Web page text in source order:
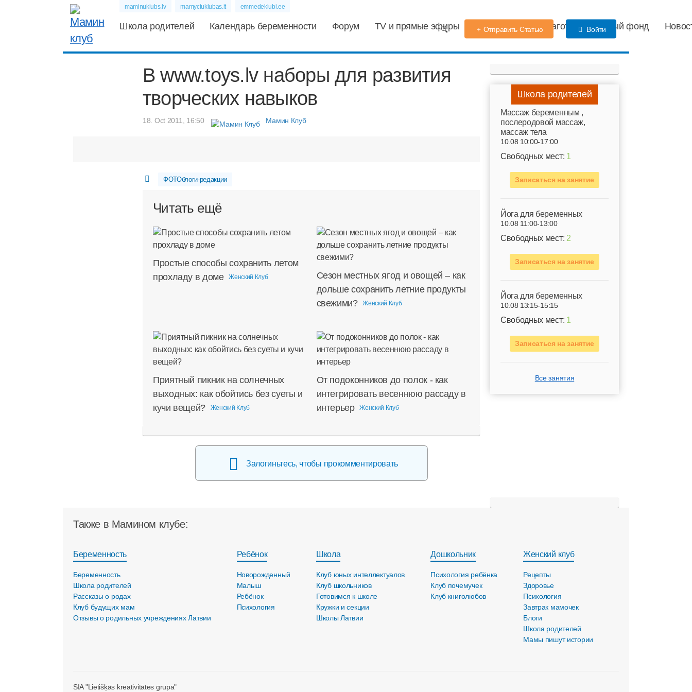
maminuklubs.lv mamyciuklubas.lt emmedeklubi.ee
Школа родителей Календарь беременности Форум TV и прямые эфиры Детский сад Благотворительный фонд
Отправить Статью Войти
В www.toys.lv наборы для развития
творческих навыков
18. Oct 2011, 16:50 Мамин Клуб
ФОТОблоги-редакции
Читать ещё
Простые способы сохранить летом
прохладу в доме
Женский Клуб
Сезон местных ягод и овощей – как
дольше сохранить летние продукты
свежими?
Женский Клуб
Приятный пикник на солнечных
выходных: как обойтись без суеты и
кучи вещей?
Женский Клуб
От подоконников до полок - как
интегрировать весеннюю рассаду в
интерьер
Женский Клуб
Школа родителей
Mассаж беременным ,
послеродовой массаж,
массаж тела
10.08 10:00-17:00
Свободных мест: 1
Записаться на занятие
Йога для беременных
10.08 11:00-13:00
Свободных мест: 2
Записаться на занятие
Йога для беременных
10.08 13:15-15:15
Свободных мест: 1
Записаться на занятие
Все занятия
Залогиньтесь, чтобы прокомментировать
Также в Мамином клубе:
Беременность
Беременность
Школа родителей
Рассказы о родах
Клуб будущих мам
Отзывы о родильных учреждениях Латвии
Ребёнок
Новорожденный
Малыш
Ребёнок
Психология
Школа
Клуб юных интеллектуалов
Клуб школьников
Готовимся к школе
Кружки и секции
Школы Латвии
Дошкольник
Психология ребёнка
Клуб почемучек
Клуб книголюбов
Женский клуб
Рецепты
Здоровье
Психология
Завтрак мамочек
Блоги
Школа родителей
Мамы пишут истории
SIA "Lietišķās kreativitātes grupa"